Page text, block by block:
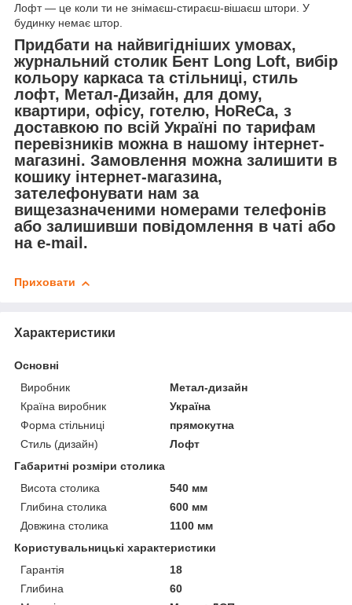
Лофт — це коли ти не знімаєш-стираєш-вішаєш штори. У
будинку немає штор.
Придбати на найвигідніших умовах,
журнальний столик Бент Long Loft, вибір
кольору каркаса та стільниці, стиль
лофт, Метал-Дизайн, для дому,
квартири, офісу, готелю, HoReCa, з
доставкою по всій Україні по тарифам
перевізників можна в нашому інтернет-
магазині. Замовлення можна залишити в
кошику інтернет-магазина,
зателефонувати нам за
вищезазначеними номерами телефонів
або залишивши повідомлення в чаті або
на e-mail.
Приховати
Характеристики
Основні
Виробник
Метал-дизайн
Країна виробник
Україна
Форма стільниці
прямокутна
Стиль (дизайн)
Лофт
Габаритні розміри столика
Висота столика
540 мм
Глибина столика
600 мм
Довжина столика
1100 мм
Користувальницькі характеристики
Гарантія
18
Глибина
60